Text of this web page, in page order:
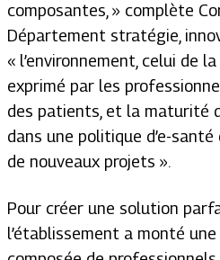
composantes, » complète
Département stratégie,
« l’environnement, celui de
exprimé par les
des patients, et la maturité
dans une politique d’e-santé
de nouveaux projets ».
Pour créer une solution
l’établissement a monté